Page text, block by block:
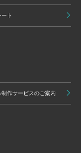
ト
作サービスのご案内